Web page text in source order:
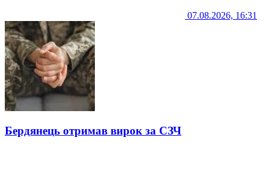
07.08.2026, 16:31
Бердянець отримав вирок за СЗЧ